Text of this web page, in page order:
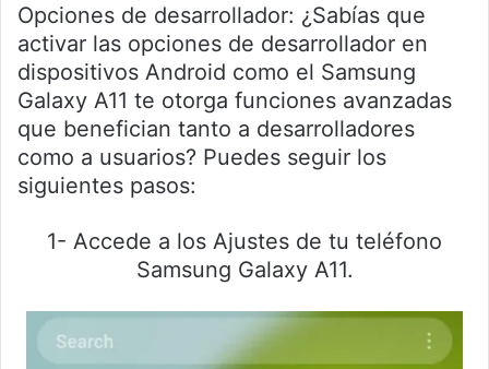
Opciones de desarrollador: ¿Sabías que
activar las opciones de desarrollador en
dispositivos Android como el Samsung
Galaxy A11 te otorga funciones avanzadas
que benefician tanto a desarrolladores
como a usuarios? Puedes seguir los
siguientes pasos:
1- Accede a los Ajustes de tu teléfono
Samsung Galaxy A11.